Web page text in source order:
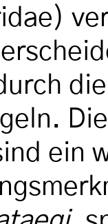
ein